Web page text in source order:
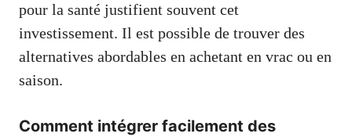
pour la santé justifient souvent cet
investissement. Il est possible de trouver des
alternatives abordables en achetant en vrac ou en
saison.
Comment intégrer facilement des